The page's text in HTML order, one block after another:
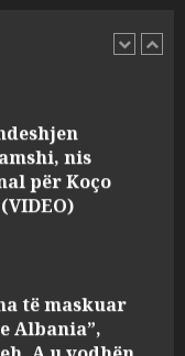
nis
për Koço
të maskuar
Albania”,
A u vodhën